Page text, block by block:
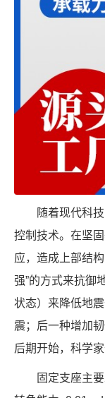
随着现代科
控制技术。在坚
应，造成上部结
强”的方式来抗御
状态）来降低地
震；后一种增加
后期开始，科学
固定支座主